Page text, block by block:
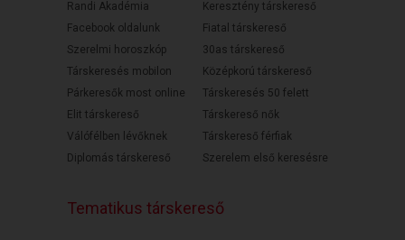
Randi Akadémia
Facebook oldalunk
Szerelmi horoszkóp
Társkeresés mobilon
Párkeresők most online
Elit társkereső
Válófélben lévőknek
Diplomás társkereső
Keresztény társkereső
Fiatal társkereső
30as társkereső
Középkorú társkereső
Társkeresés 50 felett
Társkereső nők
Társkereső férfiak
Szerelem első keresésre
Tematikus társkereső